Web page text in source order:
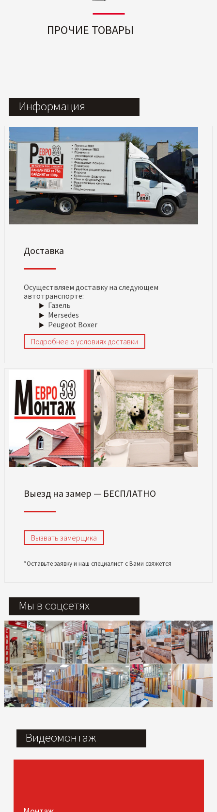
ПРОЧИЕ ТОВАРЫ
Информация
Доставка
Осуществляем доставку на следующем
автотранспорте:
Газель
Mersedes
Peugeot Boxer
Подробнее о условиях доставки
Выезд на замер — БЕСПЛАТНО
Вызвать замерщика
*Оставьте заявку и наш специалист с Вами свяжется
Мы в соцсетях
Видеомонтаж